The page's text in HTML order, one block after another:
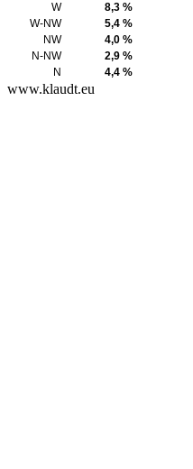
W
8,3 %
W-NW
5,4 %
NW
4,0 %
N-NW
2,9 %
N
4,4 %
www.klaudt.eu